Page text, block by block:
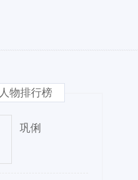
人物排行榜
巩俐